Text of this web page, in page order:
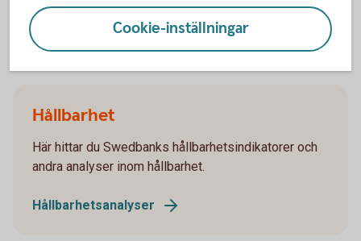
Företagande
Hållbarhet
Här hittar du Swedbanks hållbarhetsindikatorer och
andra analyser inom hållbarhet.
Hållbarhetsanalyser
Cookie-inställningar